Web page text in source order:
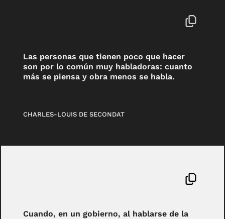
Las personas que tienen poco que hacer
son por lo común muy habladoras: cuanto
más se piensa y obra menos se habla.
CHARLES-LOUIS DE SECONDAT
Cuando, en un gobierno, al hablarse de la